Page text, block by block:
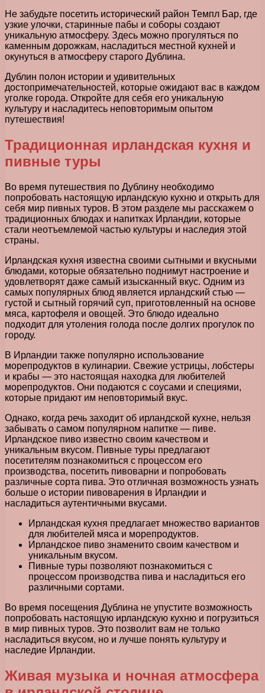
Не забудьте посетить исторический район Темпл Бар, где
узкие улочки, старинные пабы и соборы создают
уникальную атмосферу. Здесь можно прогуляться по
каменным дорожкам, насладиться местной кухней и
окунуться в атмосферу старого Дублина.
Дублин полон истории и удивительных
достопримечательностей, которые ожидают вас в каждом
уголке города. Откройте для себя его уникальную
культуру и насладитесь неповторимым опытом
путешествия!
Традиционная ирландская кухня и
пивные туры
Во время путешествия по Дублину необходимо
попробовать настоящую ирландскую кухню и открыть для
себя мир пивных туров. В этом разделе мы расскажем о
традиционных блюдах и напитках Ирландии, которые
стали неотъемлемой частью культуры и наследия этой
страны.
Ирландская кухня известна своими сытными и вкусными
блюдами, которые обязательно поднимут настроение и
удовлетворят даже самый изысканный вкус. Одним из
самых популярных блюд является ирландский стью —
густой и сытный горячий суп, приготовленный на основе
мяса, картофеля и овощей. Это блюдо идеально
подходит для утоления голода после долгих прогулок по
городу.
В Ирландии также популярно использование
морепродуктов в кулинарии. Свежие устрицы, лобстеры
и крабы — это настоящая находка для любителей
морепродуктов. Они подаются с соусами и специями,
которые придают им неповторимый вкус.
Однако, когда речь заходит об ирландской кухне, нельзя
забывать о самом популярном напитке — пиве.
Ирландское пиво известно своим качеством и
уникальным вкусом. Пивные туры предлагают
посетителям познакомиться с процессом его
производства, посетить пивоварни и попробовать
различные сорта пива. Это отличная возможность узнать
больше о истории пивоварения в Ирландии и
насладиться аутентичными вкусами.
Ирландская кухня предлагает множество вариантов
для любителей мяса и морепродуктов.
Ирландское пиво знаменито своим качеством и
уникальным вкусом.
Пивные туры позволяют познакомиться с
процессом производства пива и насладиться его
различными сортами.
Во время посещения Дублина не упустите возможность
попробовать настоящую ирландскую кухню и погрузиться
в мир пивных туров. Это позволит вам не только
насладиться вкусом, но и лучше понять культуру и
наследие Ирландии.
Живая музыка и ночная атмосфера